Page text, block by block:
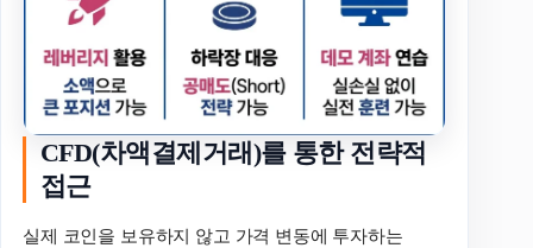
CFD(차액결제거래)를 통한 전략적
접근
실제 코인을 보유하지 않고 가격 변동에 투자하는